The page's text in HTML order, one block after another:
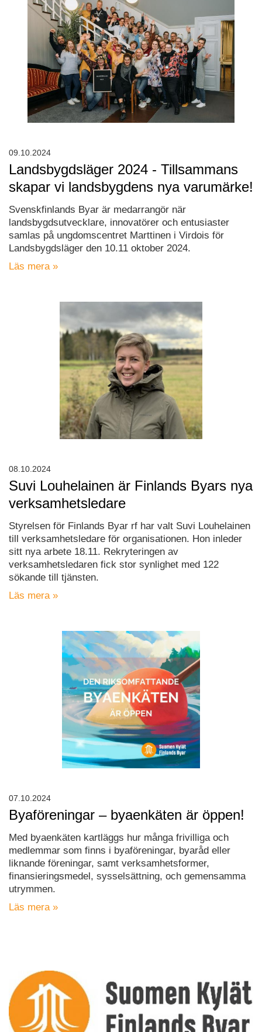
Landsbygdsläger 2024 - Tillsammans
skapar vi landsbygdens nya varumärke!
Svenskfinlands Byar är medarrangör när
landsbygdsutvecklare, innovatörer och entusiaster
samlas på ungdomscentret Marttinen i Virdois för
Landsbygdsläger den 10.11 oktober 2024.
Läs mera »
09.10.2024
Suvi Louhelainen är Finlands Byars nya
verksamhetsledare
Styrelsen för Finlands Byar rf har valt Suvi Louhelainen
till verksamhetsledare för organisationen. Hon inleder
sitt nya arbete 18.11. Rekryteringen av
verksamhetsledaren fick stor synlighet med 122
sökande till tjänsten.
Läs mera »
08.10.2024
Byaföreningar – byaenkäten är öppen!
Med byaenkäten kartläggs hur många frivilliga och
medlemmar som finns i byaföreningar, byaråd eller
liknande föreningar, samt verksamhetsformer,
finansieringsmedel, sysselsättning, och gemensamma
utrymmen.
Läs mera »
07.10.2024